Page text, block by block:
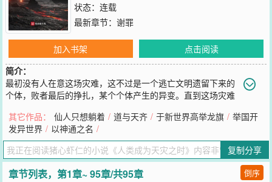
状态：连载
最新章节： 谢罪
加入书架
点击阅读
简介：
最初没有人在意这场灾难，这不过是一个逃亡文明遗留下来的
个体，败者最后的挣扎，某个个体产生的异变。直到这场灾难
四天灾，也叫人类。……白行简来到了一个星际时代，成为了前人类
文明的最高指挥官，并获得名为终端的系统。它能够从平行时空中召
唤一群名为玩家的生物，并且赋予他们超越常理，无限进化（升级）
的可能。他与玩家建立了深厚的情谊，每天都会送上最真诚的问候。
“士兵，今天还有许多任务要完成，现在还不能休息喔。”
其它作品： 仙人只想躺着 / 道与天齐 / 于新世界高举龙旗 / 举国开
发异世界 / 以神通之名 /
复制分享
章节列表，第1章~ 95章/共95章 倒序